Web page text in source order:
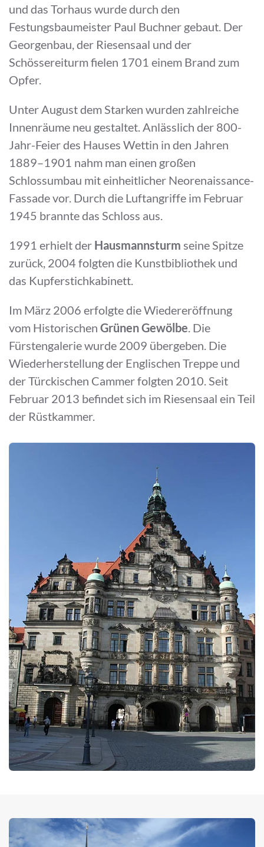
und das Torhaus wurde durch den
Festungsbaumeister Paul Buchner gebaut. Der
Georgenbau, der Riesensaal und der
Schössereiturm fielen 1701 einem Brand zum
Opfer.
Unter August dem Starken wurden zahlreiche
Innenräume neu gestaltet. Anlässlich der 800-
Jahr-Feier des Hauses Wettin in den Jahren
1889–1901 nahm man einen großen
Schlossumbau mit einheitlicher Neorenaissance-
Fassade vor. Durch die Luftangriffe im Februar
1945 brannte das Schloss aus.
1991 erhielt der Hausmannsturm seine Spitze
zurück, 2004 folgten die Kunstbibliothek und
das Kupferstichkabinett.
Im März 2006 erfolgte die Wiedereröffnung
vom Historischen Grünen Gewölbe. Die
Fürstengalerie wurde 2009 übergeben. Die
Wiederherstellung der Englischen Treppe und
der Türckischen Cammer folgten 2010. Seit
Februar 2013 befindet sich im Riesensaal ein Teil
der Rüstkammer.